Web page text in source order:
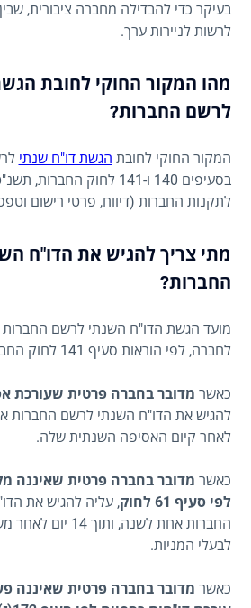
בעיקר כדי להבדילה מחברה ציבורית,
לרשות לניירות ערך.
מהו המקור החוקי לחובת
לרשם החברות?
המקור החוקי לחובת הגשת דו"ח שנתי
לתקנות החברות (דיווח, פרטי רישום
מתי צריך להגיש את הדו"ח
החברות?
מועד הגשת הדו"ח השנתי לרשם
לחברה, לפי הוראות סעיף 141 לחוק החברות:
כאשר מדובר בחברה פרטית שעורכת
לאחר קיום האסיפה השנתית שלה.
כאשר מדובר בחברה פרטית שאיננה
לפי סעיף 61 לחוק
, עליה להגיש את
החברות אחת לשנה, ותוך 14 יום לאחר משלוח
לבעלי המניות.
כאשר מדובר בחברה פרטית שאיננה